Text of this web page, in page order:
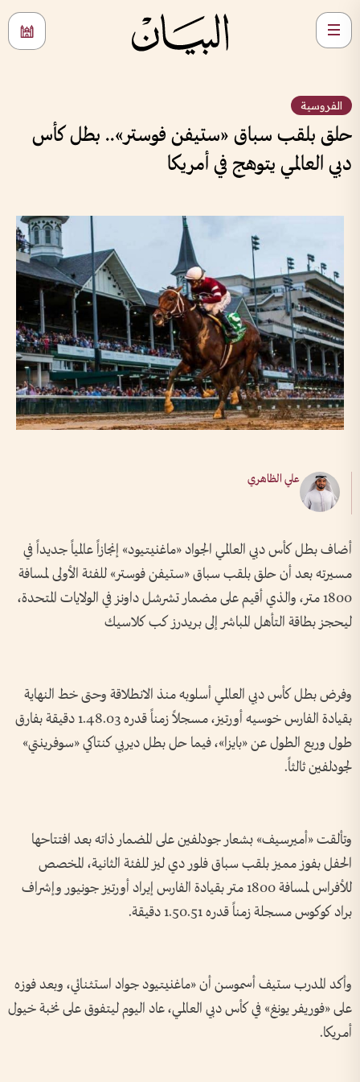
الفروسية
حلق بلقب سباق «ستيفن فوستر».. بطل كأس
دبي العالمي يتوهج في أمريكا
علي الظاهري
أضاف بطل كأس دبي العالمي الجواد «ماغنيتيود» إنجازاً عالمياً جديداً في
مسيرته بعد أن حلق بلقب سباق «ستيفن فوستر» للفئة الأولى لمسافة
1800 متر، والذي أقيم على مضمار تشرشل داونز في الولايات المتحدة،
ليحجز بطاقة التأهل المباشر إلى بريدرز كب كلاسيك
وفرض بطل كأس دبي العالمي أسلوبه منذ الانطلاقة وحتى خط النهاية
بقيادة الفارس خوسيه أورتيز، مسجلاً زمناً قدره 1.48.03 دقيقة بفارق
طول وربع الطول عن «بايزا»، فيما حل بطل ديربي كنتاكي «سوفرينتي»
لجودلفين ثالثاً.
وتألقت «أميرسيف» بشعار جودلفين على المضمار ذاته بعد افتتاحها
الحفل بفوز مميز بلقب سباق فلور دي ليز للفئة الثانية، المخصص
للأفراس لمسافة 1800 متر بقيادة الفارس إيراد أورتيز جونيور وإشراف
براد كوكوس مسجلة زمناً قدره 1.50.51 دقيقة.
وأكد المدرب ستيف أسموسن أن «ماغنيتيود جواد استثنائي، وبعد فوزه
على «فوريفر يونغ» في كأس دبي العالمي، عاد اليوم ليتفوق على نخبة خيول
أمريكا.